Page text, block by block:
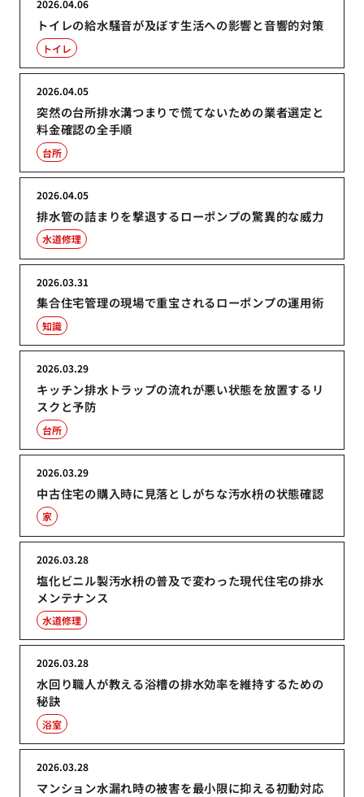
トイレの給水騒音が及ぼす生活への影響と音響的対策
2026.04.06
トイレ
突然の台所排水溝つまりで慌てないための業者選定と
料金確認の全手順
2026.04.05
台所
排水管の詰まりを撃退するローポンプの驚異的な威力
2026.04.05
水道修理
集合住宅管理の現場で重宝されるローポンプの運用術
2026.03.31
知識
キッチン排水トラップの流れが悪い状態を放置するリ
スクと予防
2026.03.29
台所
中古住宅の購入時に見落としがちな汚水枡の状態確認
2026.03.29
家
塩化ビニル製汚水枡の普及で変わった現代住宅の排水
メンテナンス
2026.03.28
水道修理
水回り職人が教える浴槽の排水効率を維持するための
秘訣
2026.03.28
浴室
マンション水漏れ時の被害を最小限に抑える初動対応
2026.03.28